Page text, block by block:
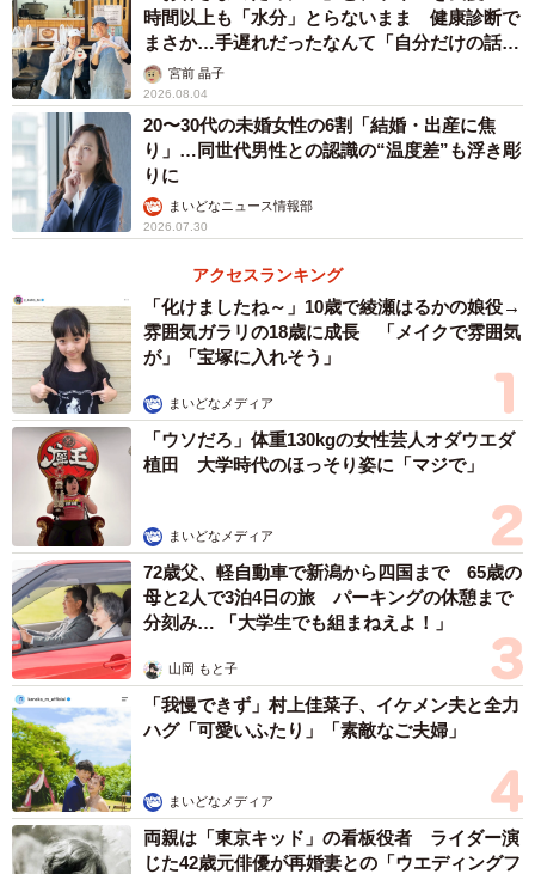
時間以上も「水分」とらないまま 健康診断で
まさか…手遅れだったなんて「自分だけの話で
はなく、日本中で起きている問題では？」
宮前 晶子
2026.08.04
20〜30代の未婚女性の6割「結婚・出産に焦
り」…同世代男性との認識の“温度差”も浮き彫
りに
まいどなニュース情報部
2026.07.30
アクセスランキング
「化けましたね～」10歳で綾瀬はるかの娘役→
雰囲気ガラリの18歳に成長 「メイクで雰囲気
が」「宝塚に入れそう」
まいどなメディア
「ウソだろ」体重130kgの女性芸人オダウエダ
植田 大学時代のほっそり姿に「マジで」
まいどなメディア
72歳父、軽自動車で新潟から四国まで 65歳の
母と2人で3泊4日の旅 パーキングの休憩まで
分刻み… 「大学生でも組まねえよ！」
山岡 もと子
「我慢できず」村上佳菜子、イケメン夫と全力
ハグ「可愛いふたり」「素敵なご夫婦」
まいどなメディア
両親は「東京キッド」の看板役者 ライダー演
じた42歳元俳優が再婚妻との「ウエディングフ